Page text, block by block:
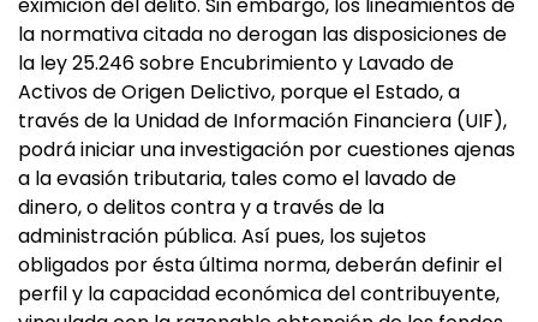
la normativa citada no derogan las disposiciones de
la ley 25.246 sobre Encubrimiento y Lavado de
Activos de Origen Delictivo, porque el Estado, a
través de la Unidad de Información Financiera (UIF),
podrá iniciar una investigación por cuestiones ajenas
a la evasión tributaria, tales como el lavado de
dinero, o delitos contra y a través de la
administración pública. Así pues, los sujetos
obligados por ésta última norma, deberán definir el
perfil y la capacidad económica del contribuyente,